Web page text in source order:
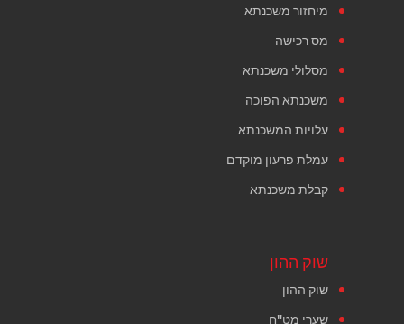
מיחזור משכנתא
מס רכישה
מסלולי משכנתא
משכנתא הפוכה
עלויות המשכנתא
עמלת פרעון מוקדם
קבלת משכנתא
שוק ההון
שוק ההון
שערי מט"ח